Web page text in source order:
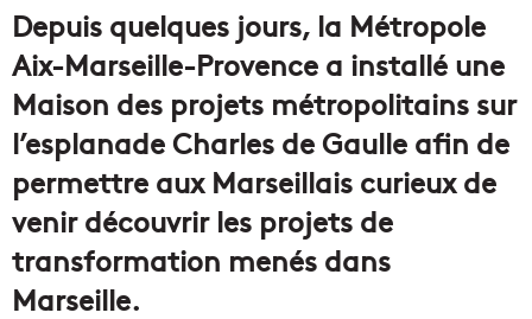
Depuis quelques jours, la Métropole
Aix-Marseille-Provence a installé une
Maison des projets métropolitains sur
l’esplanade Charles de Gaulle afin de
permettre aux Marseillais curieux de
venir découvrir les projets de
transformation menés dans
Marseille.